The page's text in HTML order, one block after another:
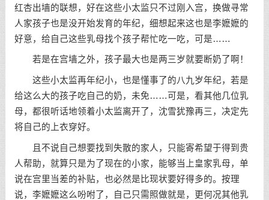
红杏出墙的联想，好在这些小太监只不过刚入宫，换做寻常
人家孩子也是没开始发育的年纪，细想起来这也是李嬷嬷的
好意，给自己这些乳母找个孩子帮忙吃一吃，可是……
若是在宫墙之外，孩子最大也是两三岁就要断奶了啊！
这些小太监再年纪小，也是懂事了的八九岁年纪，若是
给这么大的孩子吃自己的奶，未免……可是，看其他几位乳
母，都很听话地领着小太监离开了，沈雪犹豫再三，决定先
将自己的上衣穿好。
且不说自己想要找到失散的家人，只能寄希望于得到贵
人帮助，就算只是为了现在的小家，能够当上皇家乳母，单
说在宫里当差的补贴，也必然是比现状要好得多的。按理
说，李嬷嬷这么吩咐了，自己只需照做就是，更何况其他乳